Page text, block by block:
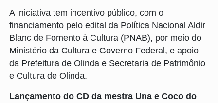
A iniciativa tem incentivo público, com o
financiamento pelo edital da Política Nacional Aldir
Blanc de Fomento à Cultura (PNAB), por meio do
Ministério da Cultura e Governo Federal, e apoio
da Prefeitura de Olinda e Secretaria de Patrimônio
e Cultura de Olinda.
Lançamento do CD da mestra Una e Coco do